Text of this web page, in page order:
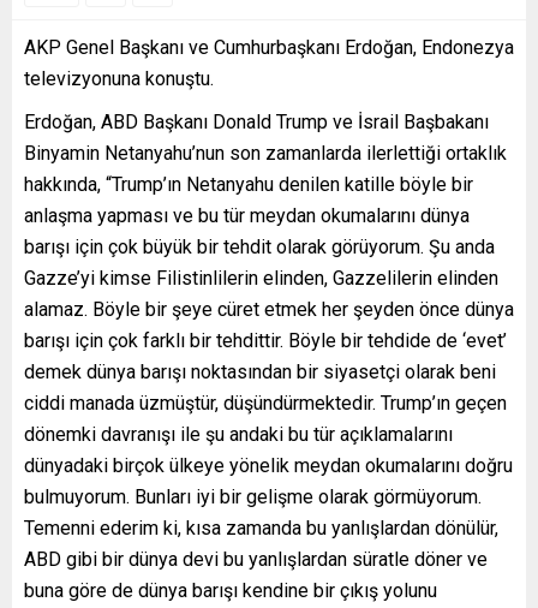
AKP Genel Başkanı ve Cumhurbaşkanı Erdoğan, Endonezya
televizyonuna konuştu.
Erdoğan, ABD Başkanı Donald Trump ve İsrail Başbakanı
Binyamin Netanyahu’nun son zamanlarda ilerlettiği ortaklık
hakkında, “Trump’ın Netanyahu denilen katille böyle bir
anlaşma yapması ve bu tür meydan okumalarını dünya
barışı için çok büyük bir tehdit olarak görüyorum. Şu anda
Gazze’yi kimse Filistinlilerin elinden, Gazzelilerin elinden
alamaz. Böyle bir şeye cüret etmek her şeyden önce dünya
barışı için çok farklı bir tehdittir. Böyle bir tehdide de ‘evet’
demek dünya barışı noktasından bir siyasetçi olarak beni
ciddi manada üzmüştür, düşündürmektedir. Trump’ın geçen
dönemki davranışı ile şu andaki bu tür açıklamalarını
dünyadaki birçok ülkeye yönelik meydan okumalarını doğru
bulmuyorum. Bunları iyi bir gelişme olarak görmüyorum.
Temenni ederim ki, kısa zamanda bu yanlışlardan dönülür,
ABD gibi bir dünya devi bu yanlışlardan süratle döner ve
buna göre de dünya barışı kendine bir çıkış yolunu